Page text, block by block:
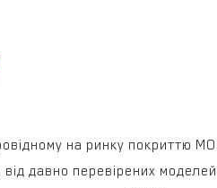
на ринку покриттю
давно перевірених